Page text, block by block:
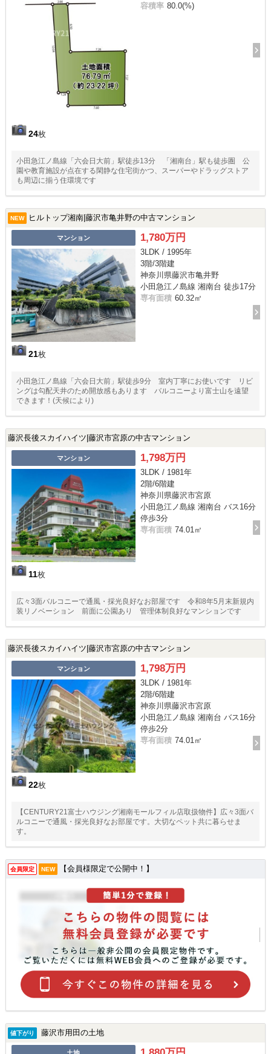
24枚
容積率 80.0(%)
小田急江ノ島線「六会日大前」駅徒歩13分 「湘南台」駅も徒歩圏 公
園や教育施設が点在する閑静な住宅街かつ、スーパーやドラッグストア
も周辺に揃う住環境です
NEW ヒルトップ湘南|藤沢市亀井野の中古マンション
マンション
21枚
1,780万円
3LDK / 1995年
3階/3階建
神奈川県藤沢市亀井野
小田急江ノ島線 湘南台 徒歩17分
専有面積 60.32㎡
小田急江ノ島線「六会日大前」駅徒歩9分 室内丁寧にお使いです リビ
ングは勾配天井のため開放感もあります バルコニーより富士山を遠望
できます！(天候により)
藤沢長後スカイハイツ|藤沢市宮原の中古マンション
マンション
11枚
1,798万円
3LDK / 1981年
2階/6階建
神奈川県藤沢市宮原
小田急江ノ島線 湘南台 バス16分
停歩3分
専有面積 74.01㎡
広々3面バルコニーで通風・採光良好なお部屋です 令和8年5月末新規内
装リノベーション 前面に公園あり 管理体制良好なマンションです
藤沢長後スカイハイツ|藤沢市宮原の中古マンション
マンション
22枚
1,798万円
3LDK / 1981年
2階/6階建
神奈川県藤沢市宮原
小田急江ノ島線 湘南台 バス16分
停歩2分
専有面積 74.01㎡
【CENTURY21富士ハウジング湘南モールフィル店取扱物件】広々3面バ
ルコニーで通風・採光良好なお部屋です。大切なペット共に暮らせま
す。
会員限定 NEW 【会員様限定で公開中！】
値下がり 藤沢市用田の土地